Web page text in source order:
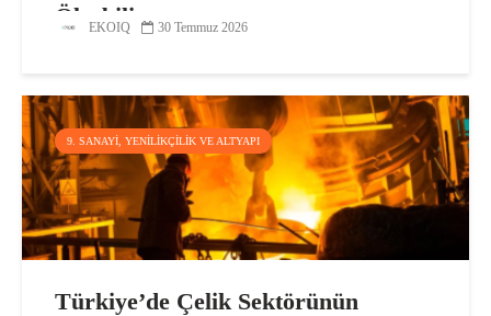
Ölçebiliyor
EKOIQ 30 Temmuz 2026
9. SANAYI, YENILIKÇILIK VE ALTYAPI
Türkiye’de Çelik Sektörünün